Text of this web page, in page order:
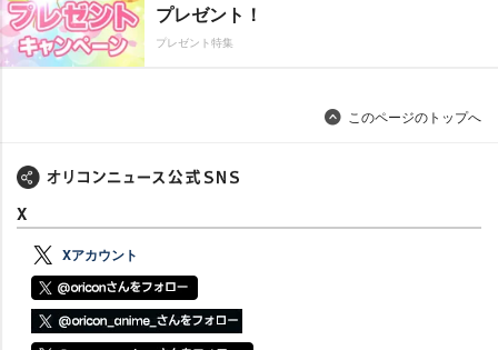
プレゼント！
プレゼント特集
このページのトップへ
X
Xアカウント